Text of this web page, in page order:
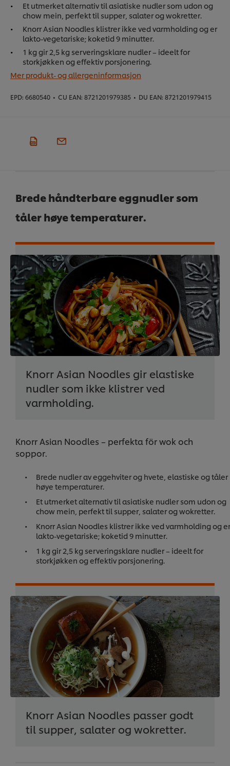
Et utmerket alternativ til asiatiske nudler som udon og
chow mein, perfekt til supper, salater og wokretter.
Knorr Asian Noodles klistrer ikke ved varmholding og er
lakto-vegetariske; koketid 9 minutter.
1 kg gir 2,5 kg serveringsklare nudler – ideelt for
storkjøkken og effektiv porsjonering.
Mer produkt- og allergeninformasjon
EPD: 6680540 • CU EAN: 8721201979385 • DU EAN: 8721201979415
Brede håndterbare eggnudler som
tåler høye temperaturer.
Knorr Asian Noodles gir elastiske
nudler som ikke klistrer ved
varmholding.
Knorr Asian Noodles – perfekta för wok och
soppor.
Brede nudler av eggehviter og hvete, elastiske og tåler
høye temperaturer.
Et utmerket alternativ til asiatiske nudler som udon og
chow mein, perfekt til supper, salater og wokretter.
Knorr Asian Noodles klistrer ikke ved varmholding og er
lakto-vegetariske; koketid 9 minutter.
1 kg gir 2,5 kg serveringsklare nudler – ideelt for
storkjøkken og effektiv porsjonering.
Knorr Asian Noodles passer godt
til supper, salater og wokretter.